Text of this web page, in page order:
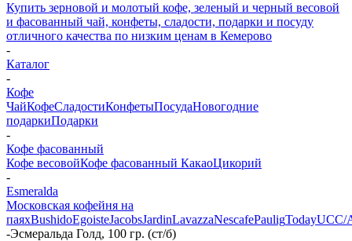
Купить зерновой и молотый кофе, зеленый и черный весовой
и фасованный чай, конфеты, сладости, подарки и посуду
отличного качества по низким ценам в Кемерово
-
Каталог
-
Кофе
ЧайКофеСладостиКонфетыПосудаНовогодние
подаркиПодарки
-
Кофе фасованный
Кофе весовойКофе фасованный КакаоЦикорий
-
Esmeralda
Московская кофейня на
паяхBushidoEgoisteJacobsJardinLavazzaNescafePauligTodayUCC/
-Эсмеральда Голд, 100 гр. (ст/б)